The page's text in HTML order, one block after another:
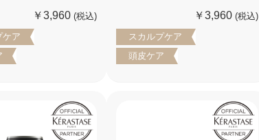
￥3,960 (税込)
ケア
￥3,960(税込)
スカルプケア
頭皮ケア